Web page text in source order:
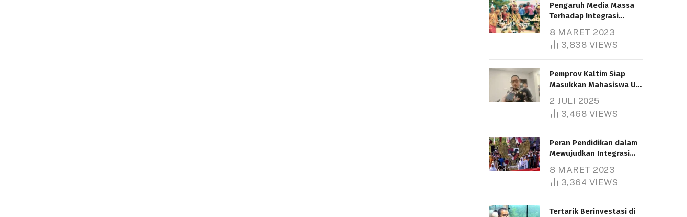
Pengaruh Media Massa
Terhadap Integrasi
8 MARET 2023
3,838 VIEWS
Pemprov Kaltim Siap
Masukkan Mahasiswa UT
Bantuan Pendidikan
Gratispol
2 JULI 2025
3,468 VIEWS
Peran Pendidikan dalam
Mewujudkan Integrasi
8 MARET 2023
3,364 VIEWS
Tertarik Berinvestasi di